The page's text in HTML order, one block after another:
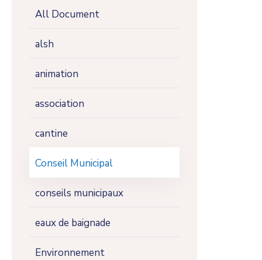
All Document
alsh
animation
association
cantine
Conseil Municipal
conseils municipaux
eaux de baignade
Environnement